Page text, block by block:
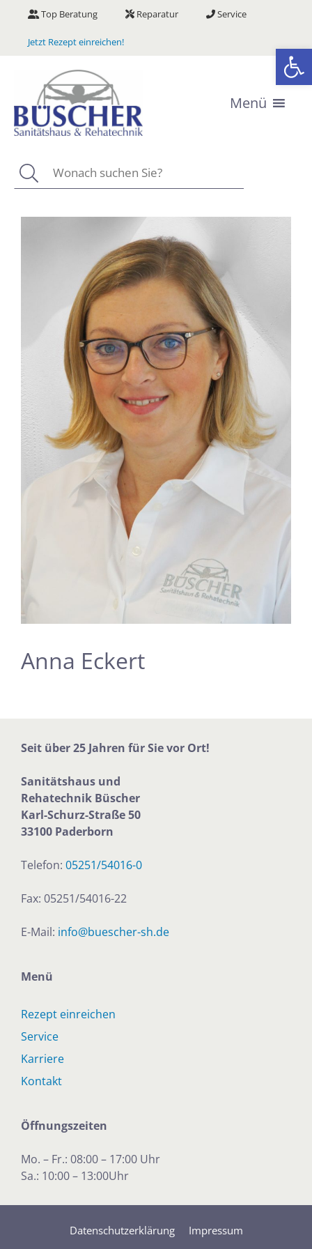
springen
Top Beratung Reparatur Service
Jetzt Rezept einreichen!
Menü
Suchen
Anna Eckert
Seit über 25 Jahren für Sie vor Ort!
Sanitätshaus und
Rehatechnik Büscher
Karl-Schurz-Straße 50
33100 Paderborn
Telefon: 05251/54016-0
Fax: 05251/54016-22
E-Mail: info@buescher-sh.de
Menü
Rezept einreichen
Service
Karriere
Kontakt
Öffnungszeiten
Mo. – Fr.: 08:00 – 17:00 Uhr
Sa.: 10:00 – 13:00Uhr
Datenschutzerklärung Impressum